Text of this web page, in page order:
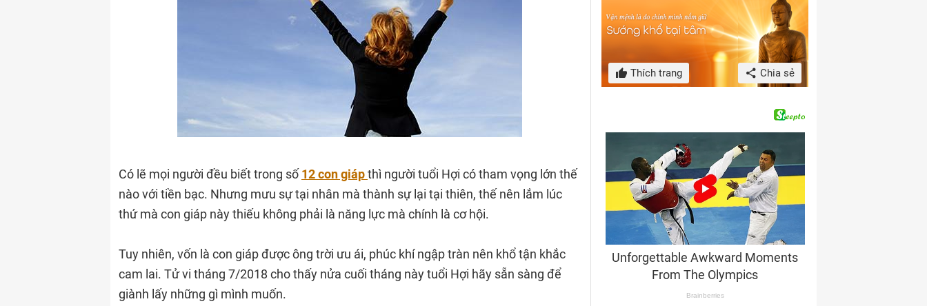
Có lẽ mọi người đều biết trong số 12 con giápthì người tuổi Hợi có tham vọng lớn thế
nào với tiền bạc. Nhưng mưu sự tại nhân mà thành sự lại tại thiên, thế nên lắm lúc
thứ mà con giáp này thiếu không phải là năng lực mà chính là cơ hội.
Tuy nhiên, vốn là con giáp được ông trời ưu ái, phúc khí ngập tràn nên khổ tận khắc
cam lai. Tử vi tháng 7/2018 cho thấy nửa cuối tháng này tuổi Hợi hãy sẵn sàng để
giành lấy những gì mình muốn.
Thích trang Chia sẻ